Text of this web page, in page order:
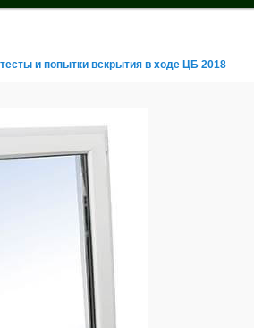
и попытки вскрытия в ходе ЦБ 2018